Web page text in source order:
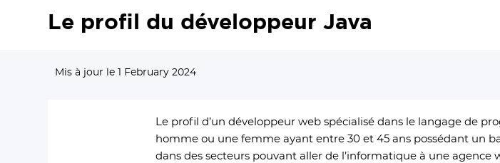
Le profil du développeur Java
Mis à jour le 1 February 2024
Le profil d’un développeur web spécialisé dans le langage de
homme ou une femme ayant entre 30 et 45 ans possédant un
dans des secteurs pouvant aller de l’informatique à une agence